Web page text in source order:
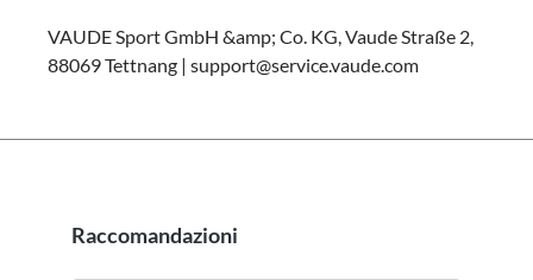
VAUDE Sport GmbH &amp; Co. KG, Vaude Straße 2,
88069 Tettnang | support@service.vaude.com
Salta la galleria dei prodotti
Raccomandazioni